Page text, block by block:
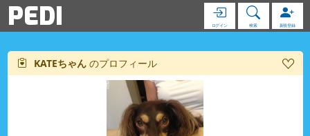
PEDI ログイン 検索 新規登録
KATEちゃん のプロフィール